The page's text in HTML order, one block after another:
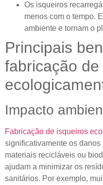
Os isqueiros
menos com o tempo.
ambiente e tornam o
Principais
fabricação
Impacto
Fabricação de isqueiros
significativamente os
materiais recicláveis ​​ou
ajudam a minimizar os
sanitários. Por exemplo,